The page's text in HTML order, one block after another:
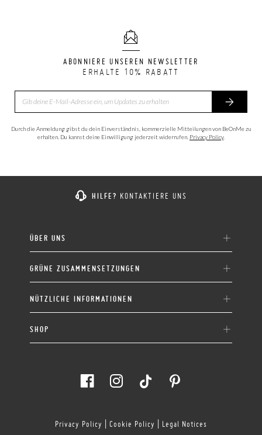
ABONNIERE UNSEREN NEWSLETTER
ERHALTE 10% RABATT
Durch die Anmeldung gibst du dein Einverständnis, kommerzielle Mitteilungen von BeOnMe zu
erhalten. Du kannst deine Einwilligung jederzeit widerrufen. Privacy Policy.
HILFE? KONTAKTIERE UNS
ÜBER UNS
GRÜNE ZUSAMMENSETZUNGEN
NÜTZLICHE INFORMATIONEN
SHOP
Privacy Policy Cookie Policy Legal Notices